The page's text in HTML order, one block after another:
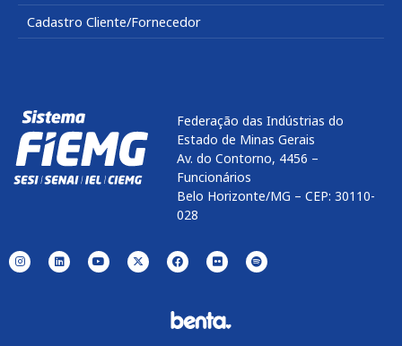
Cadastro Cliente/Fornecedor
Federação das Indústrias do
Estado de Minas Gerais
Av. do Contorno, 4456 –
Funcionários
Belo Horizonte/MG – CEP: 30110-
028